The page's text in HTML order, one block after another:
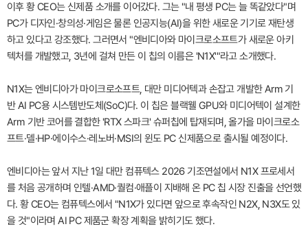
이후 황 CEO는 신제품 소개를 이어갔다. 그는 "내 평생 PC는 늘 똑같았다"며
PC가 디자인·창의성·게임은 물론 인공지능(AI)을 위한 새로운 기기로 재탄생
하고 있다고 강조했다. 그러면서 "엔비디아와 마이크로소프트가 새로운 아키
텍처를 개발했고, 3년에 걸쳐 만든 이 칩의 이름은 'N1X'"라고 소개했다.
N1X는 엔비디아가 마이크로소프트, 대만 미디어텍과 손잡고 개발한 Arm 기
반 AI PC용 시스템반도체(SoC)다. 이 칩은 블랙웰 GPU와 미디어텍이 설계한
Arm 기반 코어를 결합한 'RTX 스파크' 슈퍼칩에 탑재되며, 올가을 마이크로소
프트·델·HP·에이수스·레노버·MSI의 윈도 PC 신제품으로 출시될 예정이다.
엔비디아는 앞서 지난 1일 대만 컴퓨텍스 2026 기조연설에서 N1X 프로세서
를 처음 공개하며 인텔·AMD·퀄컴·애플이 지배해 온 PC 칩 시장 진출을 선언했
다. 황 CEO는 컴퓨텍스에서 "N1X가 있다면 앞으로 후속작인 N2X, N3X도 있
을 것"이라며 AI PC 제품군 확장 계획을 밝히기도 했다.